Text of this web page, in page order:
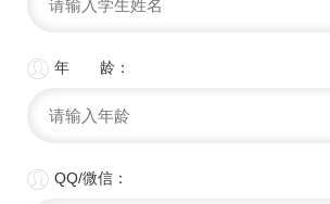
 年 龄：
 QQ/微信：